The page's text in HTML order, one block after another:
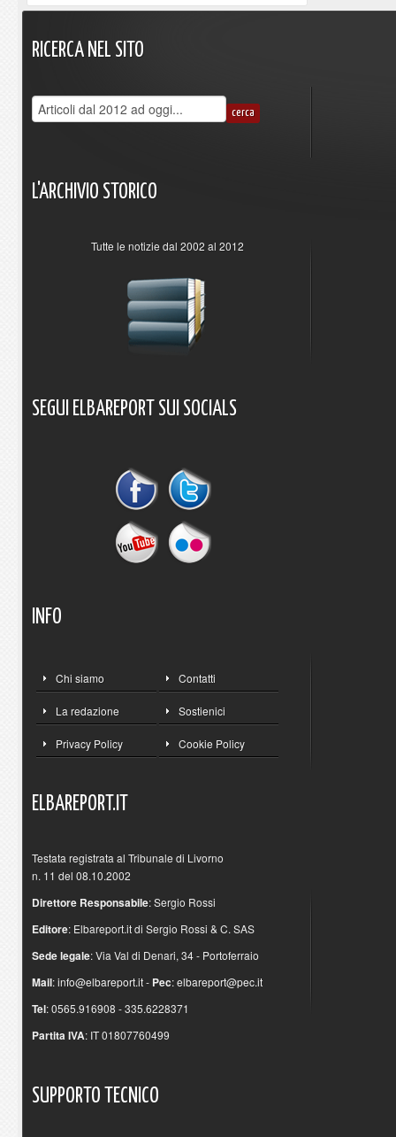
RICERCA NEL SITO
L'ARCHIVIO STORICO
Tutte le notizie dal 2002 al 2012
SEGUI ELBAREPORT SUI SOCIALS
INFO
Chi siamo Contatti
La redazione Sostienici
Privacy Policy Cookie Policy
ELBAREPORT.IT
Testata registrata al Tribunale di Livorno
n. 11 del 08.10.2002
Direttore Responsabile: Sergio Rossi
Editore: Elbareport.it di Sergio Rossi & C. SAS
Sede legale: Via Val di Denari, 34 - Portoferraio
Mail:info@elbareport.it- Pec:elbareport@pec.it
Tel: 0565.916908 - 335.6228371
Partita IVA: IT 01807760499
SUPPORTO TECNICO